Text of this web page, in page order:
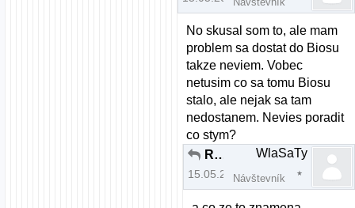
No skusal som to, ale mam
problem sa dostat do Biosu
takze neviem. Vobec
netusim co sa tomu Biosu
stalo, ale nejak sa tam
nedostanem. Nevies poradit
co stym?
Re: Zvuk a Mandriva 2008.0 pomoc
15.05.2008 | 22:33
WlaSaTy
Návštevník